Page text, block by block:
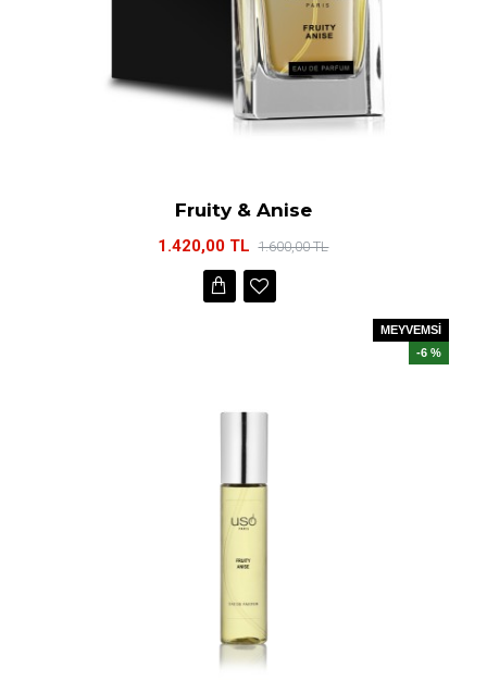
Fruity & Anise
1.420,00 TL 1.600,00 TL
MEYVEMSİ
-6 %